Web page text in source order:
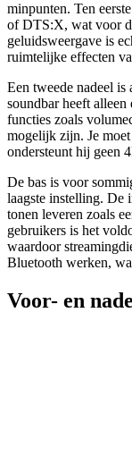
minpunten. Ten
of DTS:X, wat voor
geluidsweergave is
ruimtelijke effecten
Een tweede nadeel
soundbar heeft
functies zoals
mogelijk zijn. Je
ondersteunt hij geen
De bas is voor
laagste instelling. De
tonen leveren zoals
gebruikers is het
waardoor
Bluetooth werken,
Voor- en